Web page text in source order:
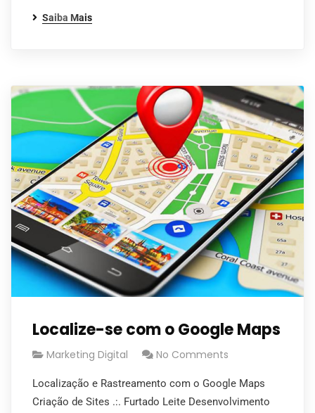
Saiba Mais
Localize-se com o Google Maps
Marketing Digital No Comments
Localização e Rastreamento com o Google Maps
Criação de Sites .:. Furtado Leite Desenvolvimento